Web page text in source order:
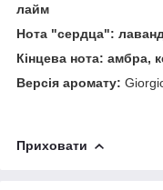
лайм
Нота "сердца":
Кінцева нота: амбра,
Версія аромату:
Приховати